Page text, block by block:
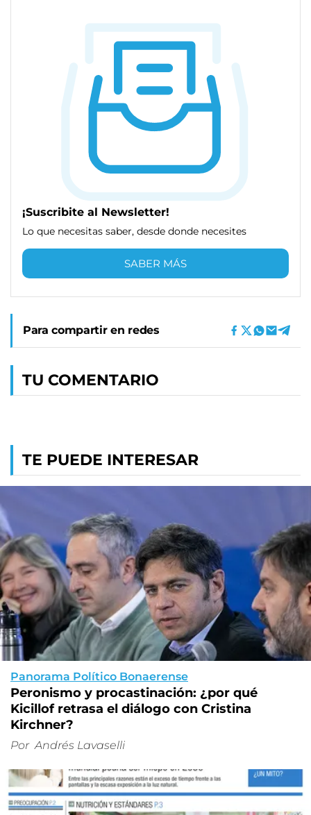
¡Suscribite al Newsletter!
Lo que necesitas saber, desde donde necesites
SABER MÁS
Para compartir en redes
TU COMENTARIO
TE PUEDE INTERESAR
Panorama Político Bonaerense
Peronismo y procastinación: ¿por qué
Kicillof retrasa el diálogo con Cristina
Kirchner?
Por Andrés Lavaselli